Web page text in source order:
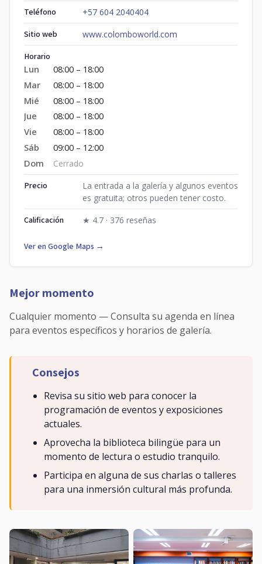
Teléfono +57 604 2040404
Sitio web www.colomboworld.com
Horario
Lun
08:00 – 18:00
Mar
08:00 – 18:00
Mié
08:00 – 18:00
Jue
08:00 – 18:00
Vie
08:00 – 18:00
Sáb
09:00 – 12:00
Dom
Cerrado
Precio
La entrada a la galería y algunos eventos
es gratuita; otros pueden tener costo.
Calificación ★ 4.7 · 376 reseñas
Ver en Google Maps →
Mejor momento
Cualquier momento — Consulta su agenda en línea
para eventos específicos y horarios de galería.
Consejos
Revisa su sitio web para conocer la
programación de eventos y exposiciones
actuales.
Aprovecha la biblioteca bilingüe para un
momento de lectura o estudio tranquilo.
Participa en alguna de sus charlas o talleres
para una inmersión cultural más profunda.